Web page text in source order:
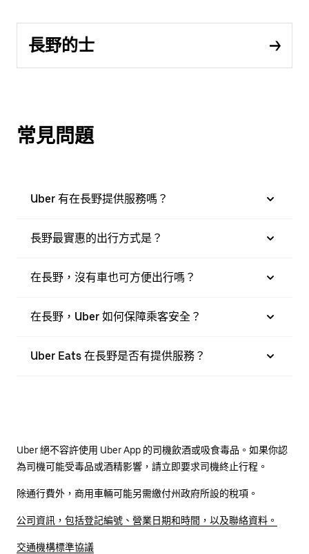
長野的士
常見問題
Uber 有在長野提供服務嗎？
長野最實惠的出行方式是？
在長野，沒有車也可方便出行嗎？
在長野，Uber 如何保障乘客安全？
Uber Eats 在長野是否有提供服務？
Uber 絕不容許使用 Uber App 的司機飲酒或吸食毒品。如果你認
為司機可能受毒品或酒精影響，請立即要求司機終止行程。
除通行費外，商用車輛可能另需繳付州政府所設的稅項。
公司資訊，包括登記編號、營業日期和時間，以及聯絡資料。
交通機構標準協議